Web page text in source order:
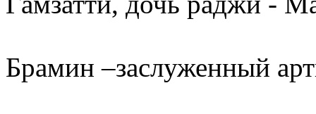
Брамин –заслуженный